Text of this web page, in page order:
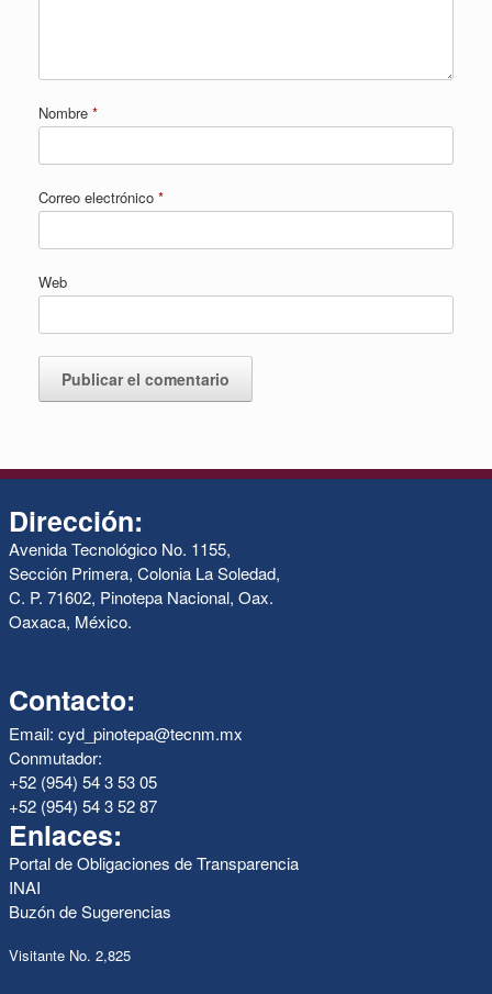
Nombre *
Correo electrónico *
Web
Dirección:
Avenida Tecnológico No. 1155,
Sección Primera, Colonia La Soledad,
C. P. 71602, Pinotepa Nacional, Oax.
Oaxaca, México.
Contacto:
Email: cyd_pinotepa@tecnm.mx
Conmutador:
+52 (954) 54 3 53 05
+52 (954) 54 3 52 87
Enlaces:
Portal de Obligaciones de Transparencia
INAI
Buzón de Sugerencias
Visitante No. 2,825